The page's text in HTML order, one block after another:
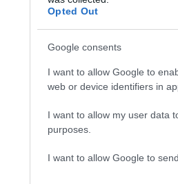
Opted Out
Google consents
I want to allow Google to
web or device identifiers in
I want to allow my user data
purposes.
I want to allow Google to